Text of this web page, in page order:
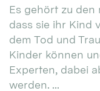
Es gehört zu den
dass sie ihr Kind
dem Tod und
Kinder können
Experten, dabei
werden. ...